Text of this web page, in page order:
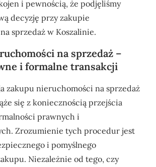
i pewnością, że podjęliśmy
decyzję przy zakupie
sprzedaż w Koszalinie.
na sprzedaż –
i formalne transakcji
zakupu nieruchomości na sprzedaż
się z koniecznością przejścia
prawnych i
Zrozumienie tych procedur jest
i pomyślnego
Niezależnie od tego, czy